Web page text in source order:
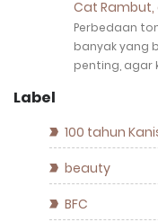
Cat
Perbedaan
banyak yang
penting, agar
Label
100 tahun
beauty
BFC